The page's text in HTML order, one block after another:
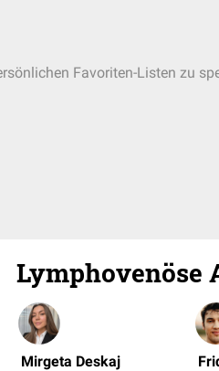
Favoriten-Listen zu
Lymphovenöse
Mirgeta Deskaj